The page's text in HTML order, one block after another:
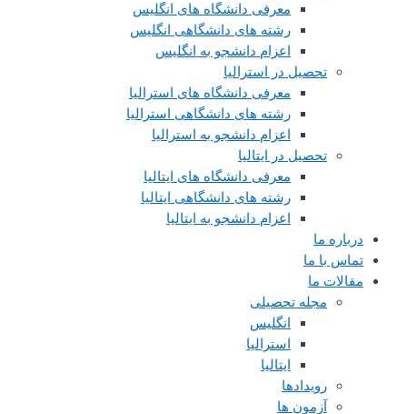
معرفی دانشگاه های انگلیس
رشته های دانشگاهی انگلیس
اعزام دانشجو به انگلیس
تحصیل در استرالیا
معرفی دانشگاه های استرالیا
رشته های دانشگاهی استرالیا
اعزام دانشجو به استرالیا
تحصیل در ایتالیا
معرفی دانشگاه های ایتالیا
رشته های دانشگاهی ایتالیا
اعزام دانشجو به ایتالیا
درباره ما
تماس با ما
مقالات ما
مجله تحصیلی
انگلیس
استرالیا
ایتالیا
رویدادها
آزمون ها